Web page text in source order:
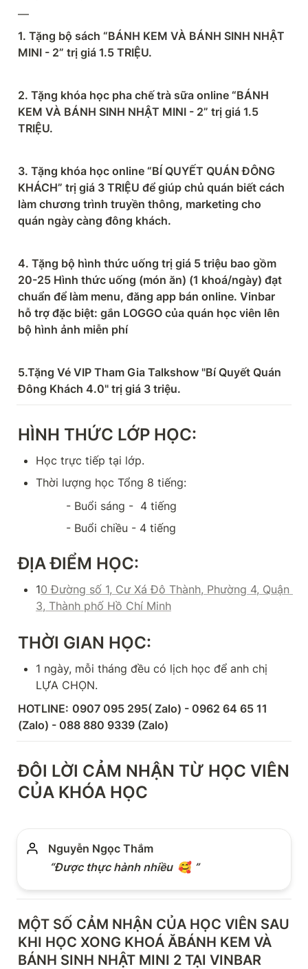
—
1. Tặng bộ sách “BÁNH KEM VÀ BÁNH SINH NHẬT
MINI - 2” trị giá 1.5 TRIỆU.
2. Tặng khóa học pha chế trà sữa online “BÁNH
KEM VÀ BÁNH SINH NHẬT MINI - 2” trị giá 1.5
TRIỆU.
3. Tặng khóa học online “BÍ QUYẾT QUÁN ĐÔNG
KHÁCH” trị giá 3 TRIỆU để giúp chủ quán biết cách
làm chương trình truyền thông, marketing cho
quán ngày càng đông khách.
4. Tặng bộ hình thức uống trị giá 5 triệu bao gồm
20-25 Hình thức uống (món ăn) (1 khoá/ngày) đạt
chuẩn để làm menu, đăng app bán online. Vinbar
hỗ trợ đặc biệt: gắn LOGGO của quán học viên lên
bộ hình ảnh miễn phí
5.Tặng Vé VIP Tham Gia Talkshow "Bí Quyết Quán
Đông Khách 4.0" trị giá 3 triệu.
HÌNH THỨC LỚP HỌC:
Học trực tiếp tại lớp.
Thời lượng học Tổng 8 tiếng:
              - Buổi sáng -  4 tiếng
              - Buổi chiều - 4 tiếng
ĐỊA ĐIỂM HỌC:
10 Đường số 1, Cư Xá Đô Thành, Phường 4, Quận
3, Thành phố Hồ Chí Minh
THỜI GIAN HỌC:
1 ngày, mỗi tháng đều có lịch học để anh chị
LỰA CHỌN.
HOTLINE: 0907 095 295( Zalo) - 0962 64 65 11
(Zalo) - 088 880 9339 (Zalo)
ĐÔI LỜI CẢM NHẬN TỪ HỌC VIÊN
CỦA KHÓA HỌC
Nguyễn Ngọc Thắm
“Được thực hành nhiều 🥰 ”
MỘT SỐ CẢM NHẬN CỦA HỌC VIÊN SAU
KHI HỌC XONG KHOÁ ĂBÁNH KEM VÀ
BÁNH SINH NHẬT MINI 2 TẠI VINBAR